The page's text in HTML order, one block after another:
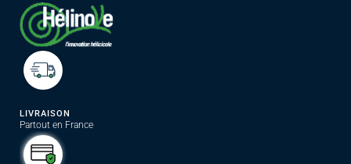
LIVRAISON
Partout en France